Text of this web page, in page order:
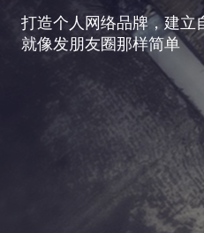
打造个人网络品牌，建立
就像发朋友圈那样简单